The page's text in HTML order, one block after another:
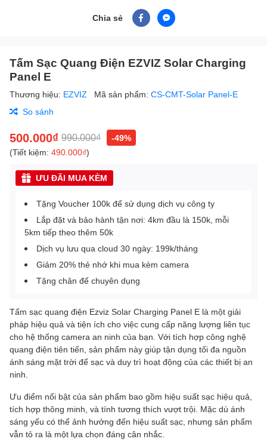
Chia sẻ
Tấm Sạc Quang Điện EZVIZ Solar Charging
Panel E
Thương hiệu: EZVIZ Mã sản phẩm: CS-CMT-Solar Panel-E
So sánh
500.000₫ 990.000₫
-49%
(Tiết kiệm: 490.000₫)
ƯU ĐÃI MUA KÈM
Tặng Voucher 100k để sử dụng dịch vụ công ty
Lắp đặt và bảo hành tận nơi: 4km đầu là 150k, mỗi
5km tiếp theo thêm 50k
Dịch vụ lưu qua cloud 30 ngày: 199k/tháng
Giảm 20% thẻ nhớ khi mua kèm camera
Tặng chân đế chuyên dụng
Tấm sạc quang điện Ezviz Solar Charging Panel E là một giải
pháp hiệu quả và tiện ích cho việc cung cấp năng lượng liên tục
cho hệ thống camera an ninh của bạn. Với tích hợp công nghệ
quang điện tiên tiến, sản phẩm này giúp tận dụng tối đa nguồn
ánh sáng mặt trời để sạc và duy trì hoạt động của các thiết bị an
ninh.
Ưu điểm nổi bật của sản phẩm bao gồm hiệu suất sạc hiệu quả,
tích hợp thông minh, và tính tương thích vượt trội. Mặc dù ánh
sáng yếu có thể ảnh hưởng đến hiệu suất sạc, nhưng sản phẩm
vẫn tỏ ra là một lựa chọn đáng cân nhắc.